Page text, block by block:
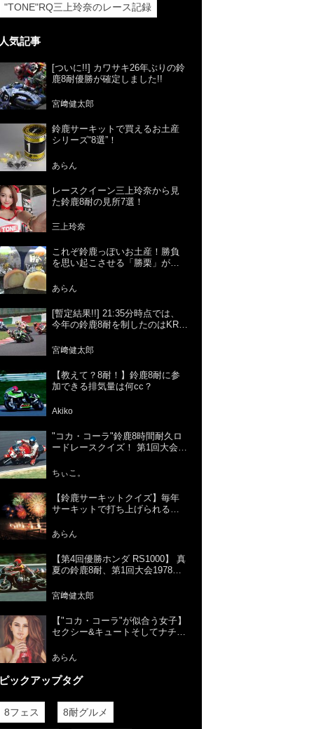
"TONE"RQ三上玲奈のレース記録
人気記事
[ついに!!] カワサキ26年ぶりの鈴
鹿8耐優勝が確定しました!!
宮﨑健太郎
鈴鹿サーキットで買えるお土産
シリーズ“8選”！
あらん
レースクイーン三上玲奈から見
た鈴鹿8耐の見所7選！
三上玲奈
これぞ鈴鹿っぽいお土産！勝負
を思い起こさせる「勝栗」がお
あらん
[暫定結果!!] 21:35分時点では、
今年の鈴鹿8耐を制したのはKRT
月29日!!]
宮﨑健太郎
【教えて？8耐！】鈴鹿8耐に参
加できる排気量は何cc？
Akiko
"コカ・コーラ"鈴鹿8時間耐久ロ
ードレースクイズ！ 第1回大会で
耐の歴史を振り返ろう！
ちぃこ。
【鈴鹿サーキットクイズ】毎年
サーキットで打ち上げられる花
あらん
【第4回優勝ホンダ RS1000】 真
夏の鈴鹿8耐、第1回大会1978年
を紹介。
宮﨑健太郎
【"コカ・コーラ"が似合う女子】
セクシー&キュートそしてナチュ
ナ・ゴメス。
あらん
ピックアップタグ
8フェス 8耐グルメ